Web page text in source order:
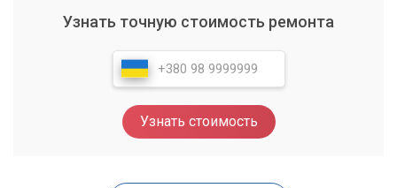
превзойдет ваши ожидания.
Надеемся, что вы станете нашим постоянным клиентом!
Кроме того, мы всегда готовы помочь вам с любыми
вопросами, связанными с вашей техникой.
Узнать точную стоимость ремонта
Узнать стоимость